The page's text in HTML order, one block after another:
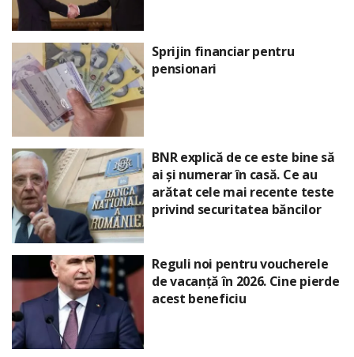
Sprijin financiar pentru
pensionari
BNR explică de ce este bine să
ai și numerar în casă. Ce au
arătat cele mai recente teste
privind securitatea băncilor
Reguli noi pentru voucherele
de vacanță în 2026. Cine pierde
acest beneficiu